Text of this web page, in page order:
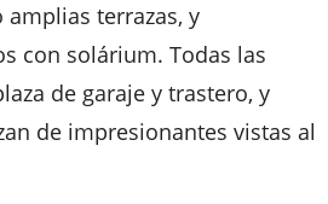
terrazas, y
con solárium. Todas las
de garaje y trastero, y
de impresionantes vistas al